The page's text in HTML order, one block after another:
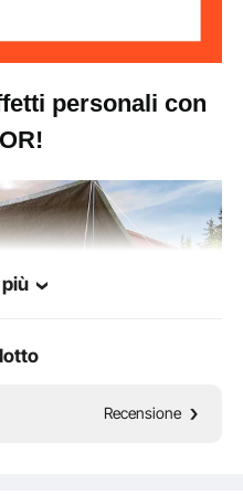
personali con
Recensione